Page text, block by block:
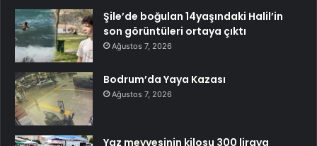
Şile’de boğulan 14yaşındaki Halil’in
son görüntüleri ortaya çıktı
Ağustos 7, 2026
Bodrum’da Yaya Kazası
Ağustos 7, 2026
Yaz meyvesinin kilosu 300 liraya